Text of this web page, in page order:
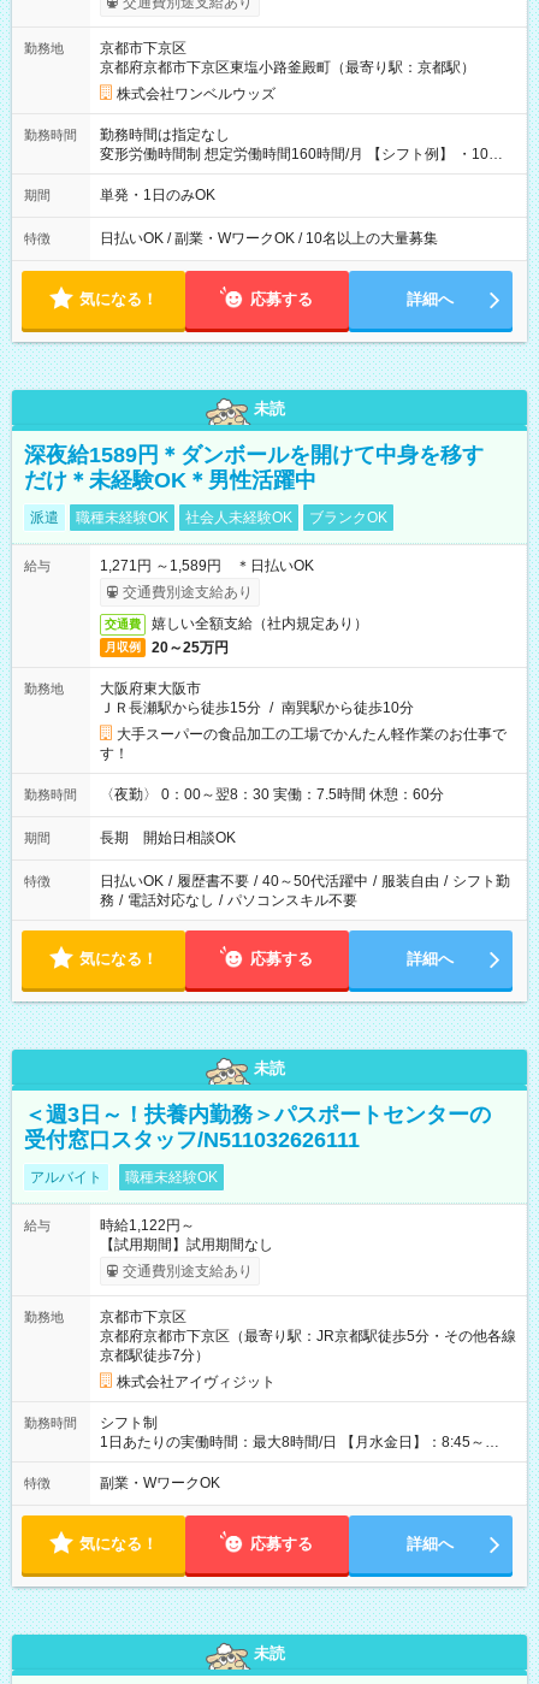
勤務地
京都市下京区
京都府京都市下京区東塩小路釜殿町（最寄り駅：京都駅）
株式会社ワンベルウッズ
勤務時間
勤務時間は指定なし
変形労働時間制 想定労働時間160時間/月 【シフト例】 ・10：
00～20：00
期間 単発・1日のみOK
特徴 日払いOK / 副業・WワークOK / 10名以上の大量募集
気になる！ 応募する 詳細へ
未読
深夜給1589円＊ダンボールを開けて中身を移す
だけ＊未経験OK＊男性活躍中
派遣 職種未経験OK 社会人未経験OK ブランクOK
給与
1,271円 ～1,589円 ＊日払いOK
交通費別途支給あり
交通費 嬉しい全額支給（社内規定あり）
月収例 20～25万円
勤務地
大阪府東大阪市
ＪＲ長瀬駅から徒歩15分 / 南巽駅から徒歩10分
大手スーパーの食品加工の工場でかんたん軽作業のお仕事で
す！
勤務時間 〈夜勤〉 0：00～翌8：30 実働：7.5時間 休憩：60分
期間 長期 開始日相談OK
特徴 日払いOK / 履歴書不要 / 40～50代活躍中 / 服装自由 / シフト勤
務 / 電話対応なし / パソコンスキル不要
気になる！ 応募する 詳細へ
未読
＜週3日～！扶養内勤務＞パスポートセンターの
受付窓口スタッフ/N511032626111
アルバイト 職種未経験OK
給与
時給1,122円～
【試用期間】試用期間なし
交通費別途支給あり
勤務地
京都市下京区
京都府京都市下京区（最寄り駅：JR京都駅徒歩5分・その他各線
京都駅徒歩7分）
株式会社アイヴィジット
勤務時間
シフト制
1日あたりの実働時間：最大8時間/日 【月水金日】：8:45～
16:30 【火木】：8:45～19:00 週3日～OK、シフト制 ※扶養内
勤務OK ※月1回～2回程度、日曜日出勤をお願いします。 ※時間
ん。
特徴 副業・WワークOK
気になる！ 応募する 詳細へ
未読